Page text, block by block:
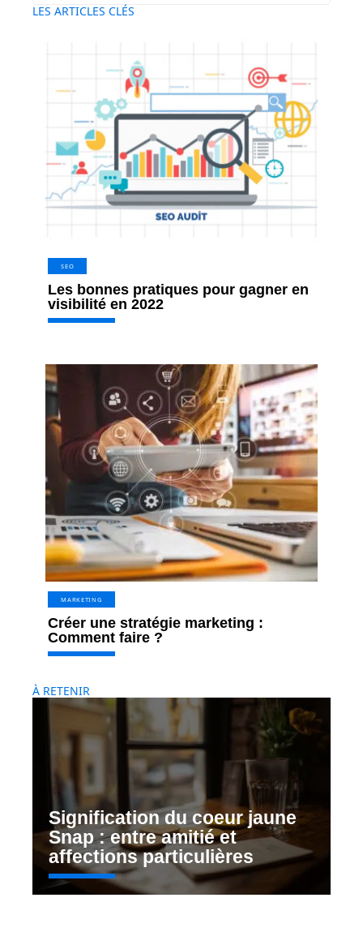
LES ARTICLES CLÉS
SEO
Les bonnes pratiques pour gagner en
visibilité en 2022
MARKETING
Créer une stratégie marketing :
Comment faire ?
À RETENIR
Signification du coeur jaune
Snap : entre amitié et
affections particulières